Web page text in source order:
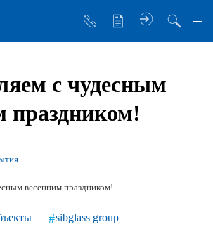
с чудесным
праздником!
весенним праздником!
sibglass group